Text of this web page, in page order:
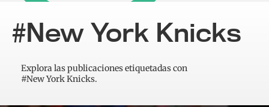
#New York Knicks
Explora las publicaciones etiquetadas con
#New York Knicks.